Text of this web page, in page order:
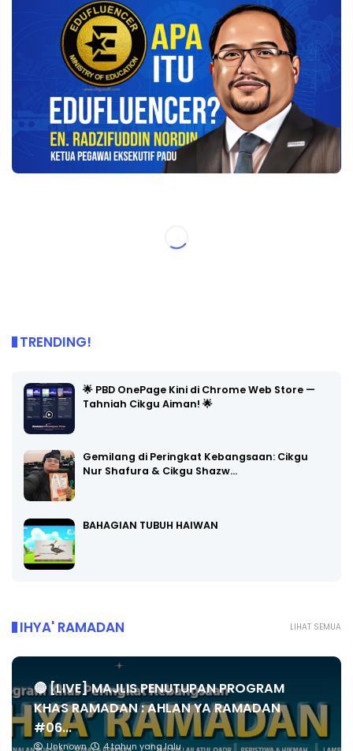
TRENDING!
🌟 PBD OnePage Kini di Chrome Web Store —
Tahniah Cikgu Aiman! 🌟
Gemilang di Peringkat Kebangsaan: Cikgu
Nur Shafura & Cikgu Shazw…
BAHAGIAN TUBUH HAIWAN
LIHAT SEMUA
IHYA' RAMADAN
🔴 [LIVE] MAJLIS PENUTUPAN PROGRAM
KHAS RAMADAN : AHLAN YA RAMADAN
#06...
Unknown 4 tahun yang lalu